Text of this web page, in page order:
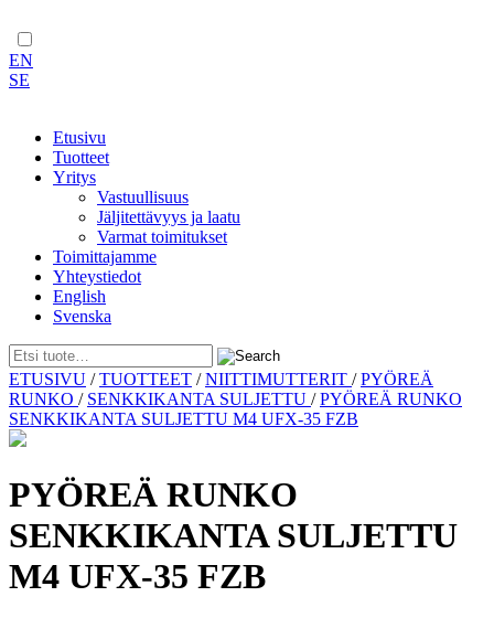
EN
SE
Etusivu
Tuotteet
Yritys
Vastuullisuus
Jäljitettävyys ja laatu
Varmat toimitukset
Toimittajamme
Yhteystiedot
English
Svenska
Skip
to
content
ETUSIVU /TUOTTEET /NIITTIMUTTERIT /PYÖREÄ
RUNKO / SENKKIKANTA SULJETTU /PYÖREÄ RUNKO
SENKKIKANTA SULJETTU M4 UFX-35 FZB
PYÖREÄ RUNKO
SENKKIKANTA SULJETTU
M4 UFX-35 FZB